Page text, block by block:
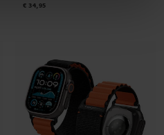
€ 34,95